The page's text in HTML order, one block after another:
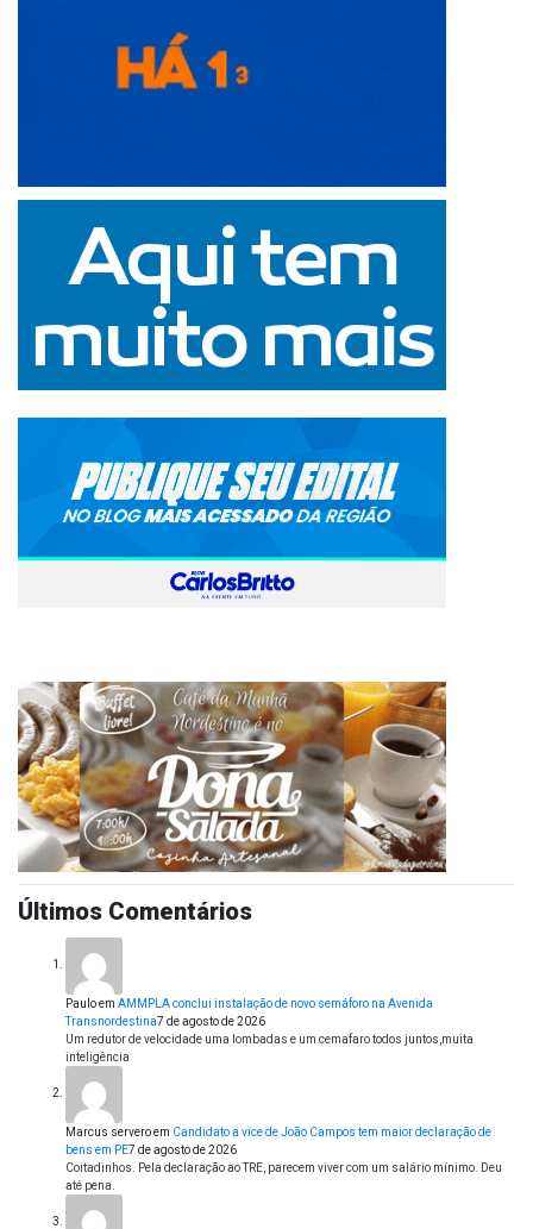
Últimos Comentários
Pauloem AMMPLA conclui instalação de novo semáforo na Avenida
Transnordestina7 de agosto de 2026
Um redutor de velocidade uma lombadas e um cemafaro todos juntos,muita
inteligência
Marcus serveroem Candidato a vice de João Campos tem maior declaração de
bens em PE7 de agosto de 2026
Coitadinhos. Pela declaração ao TRE, parecem viver com um salário mínimo. Deu
até pena.